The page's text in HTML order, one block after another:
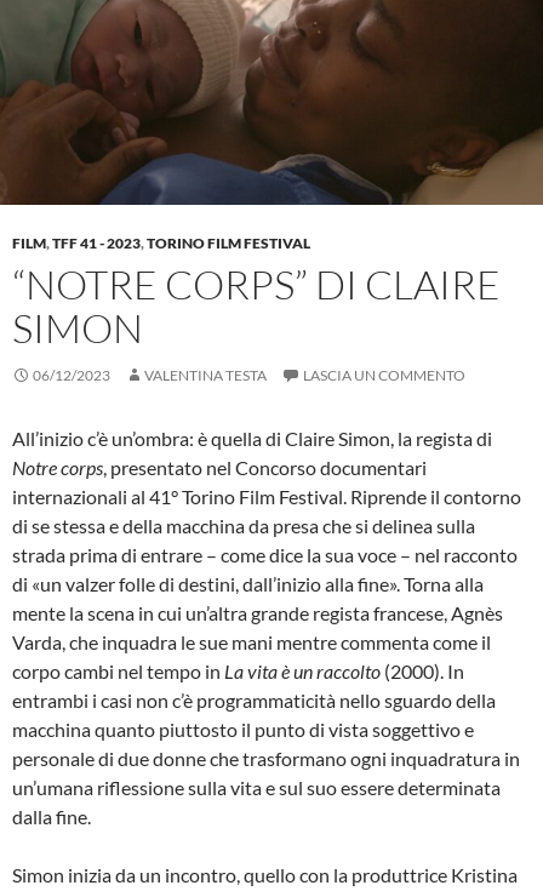
FILM,TFF 41 - 2023,TORINO FILM FESTIVAL
“NOTRE CORPS” DI CLAIRE
SIMON
06/12/2023 VALENTINA TESTA LASCIA UN COMMENTO
All’inizio c’è un’ombra: è quella di Claire Simon, la regista di
Notre corps, presentato nel Concorso documentari
internazionali al 41° Torino Film Festival. Riprende il contorno
di se stessa e della macchina da presa che si delinea sulla
strada prima di entrare – come dice la sua voce – nel racconto
di «un valzer folle di destini, dall’inizio alla fine». Torna alla
mente la scena in cui un’altra grande regista francese, Agnès
Varda, che inquadra le sue mani mentre commenta come il
corpo cambi nel tempo in La vita è un raccolto (2000). In
entrambi i casi non c’è programmaticità nello sguardo della
macchina quanto piuttosto il punto di vista soggettivo e
personale di due donne che trasformano ogni inquadratura in
un’umana riflessione sulla vita e sul suo essere determinata
dalla fine.
Simon inizia da un incontro, quello con la produttrice Kristina